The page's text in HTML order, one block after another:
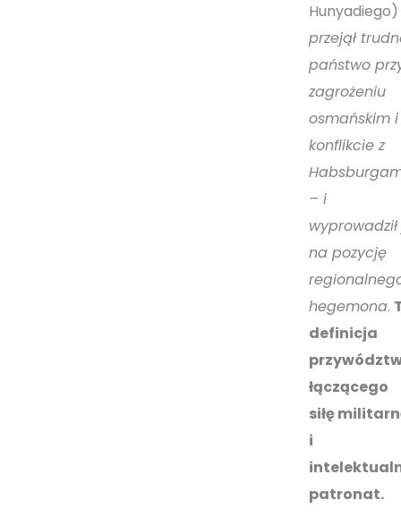
Hunyadiego)
przejął
państwo
zagrożeniu
osmańskim i
konflikcie z
– i
na pozycję
hegemona.
definicja
łączącego
siłę
i
patronat.